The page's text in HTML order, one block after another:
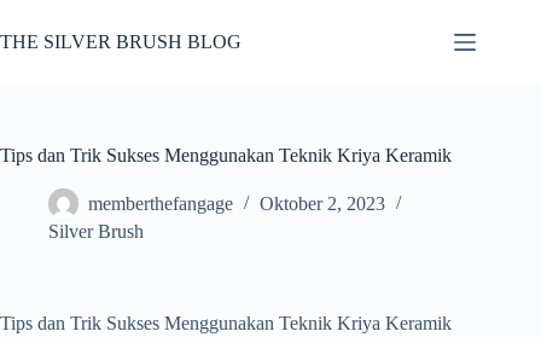
to
content
THE SILVER BRUSH BLOG
Tips dan Trik Sukses Menggunakan Teknik Kriya Keramik
memberthefangage
Oktober 2, 2023
Silver Brush
Tips dan Trik Sukses Menggunakan Teknik Kriya Keramik